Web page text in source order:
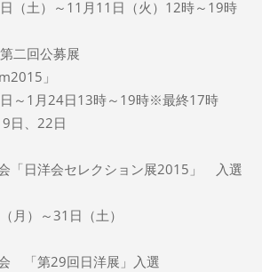
（土）～11月11日（火）12時～19時
二回公募展
」
～1月24日13時～19時※最終17時
日、22日
「日洋会セレクション展2015」 入選
月）～31日（土）
「第29回日洋展」入選